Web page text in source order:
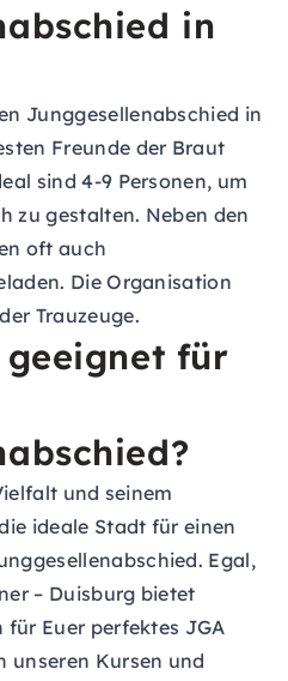
in
Junggesellenabschied in
Freunde der Braut
sind 4-9 Personen, um
zu gestalten. Neben den
oft auch
Die Organisation
Trauzeuge.
für
und seinem
ideale Stadt für einen
Egal,
– Duisburg bietet
Euer perfektes JGA
unseren Kursen und